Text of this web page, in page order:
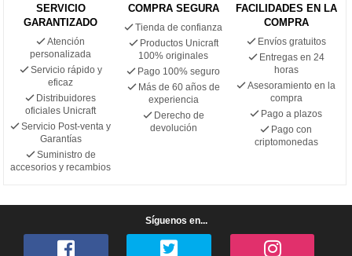
SERVICIO
GARANTIZADO
Atención
personalizada
Servicio rápido y
eficaz
Distribuidores
oficiales Unicraft
Servicio Post-venta y
Garantías
Suministro de
accesorios y recambios
COMPRA SEGURA
Tienda de confianza
Productos Unicraft
100% originales
Pago 100% seguro
Más de 60 años de
experiencia
Derecho de
devolución
FACILIDADES EN LA
COMPRA
Envíos gratuitos
Entregas en 24
horas
Asesoramiento en la
compra
Pago a plazos
Pago con
criptomonedas
Síguenos en...